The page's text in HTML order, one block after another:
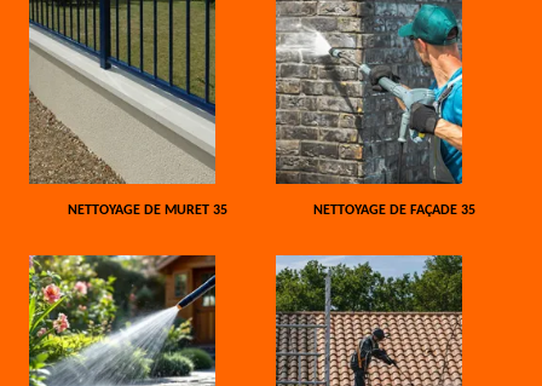
NETTOYAGE DE MURET 35 NETTOYAGE DE FAÇADE 35